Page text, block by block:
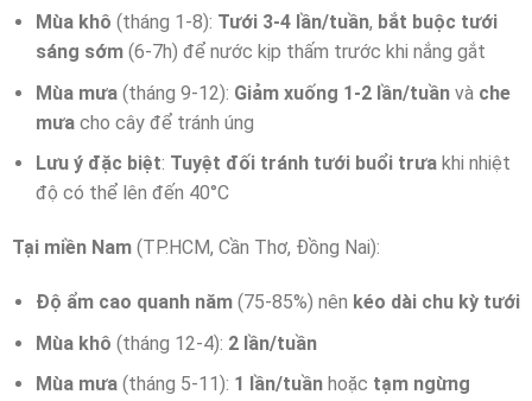
Mùa khô (tháng 1-8): Tưới 3-4 lần/tuần, bắt buộc tưới
sáng sớm (6-7h) để nước kịp thấm trước khi nắng gắt
Mùa mưa (tháng 9-12): Giảm xuống 1-2 lần/tuần và che
mưa cho cây để tránh úng
Lưu ý đặc biệt: Tuyệt đối tránh tưới buổi trưa khi nhiệt
độ có thể lên đến 40°C
Tại miền Nam (TP.HCM, Cần Thơ, Đồng Nai):
Độ ẩm cao quanh năm (75-85%) nên kéo dài chu kỳ tưới
Mùa khô (tháng 12-4): 2 lần/tuần
Mùa mưa (tháng 5-11): 1 lần/tuần hoặc tạm ngừng